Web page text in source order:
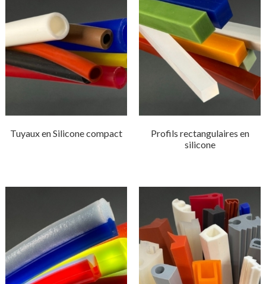
Tuyaux en Silicone compact
Profils rectangulaires en
silicone